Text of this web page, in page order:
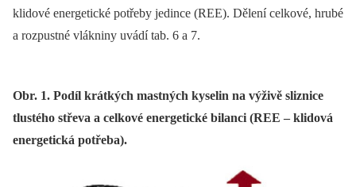
klidové energetické potřeby jedince (REE). Dělení celkové, hrubé
a rozpustné vlákniny uvádí tab. 6 a 7.
Obr. 1. Podíl krátkých mastných kyselin na výživě sliznice
tlustého střeva a celkové energetické bilanci (REE – klidová
energetická potřeba).